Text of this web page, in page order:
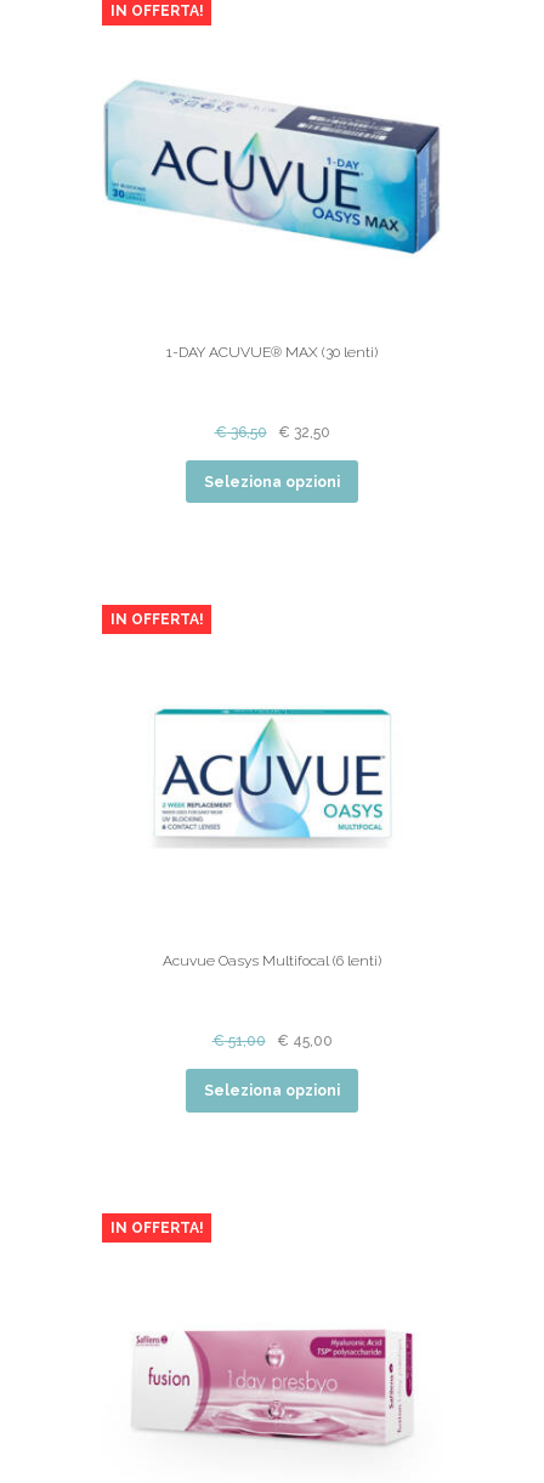
IN OFFERTA!
1-DAY ACUVUE® MAX (30 lenti)
€36,50 € 32,50
Seleziona opzioni
IN OFFERTA!
Acuvue Oasys Multifocal (6 lenti)
€51,00 € 45,00
Seleziona opzioni
IN OFFERTA!